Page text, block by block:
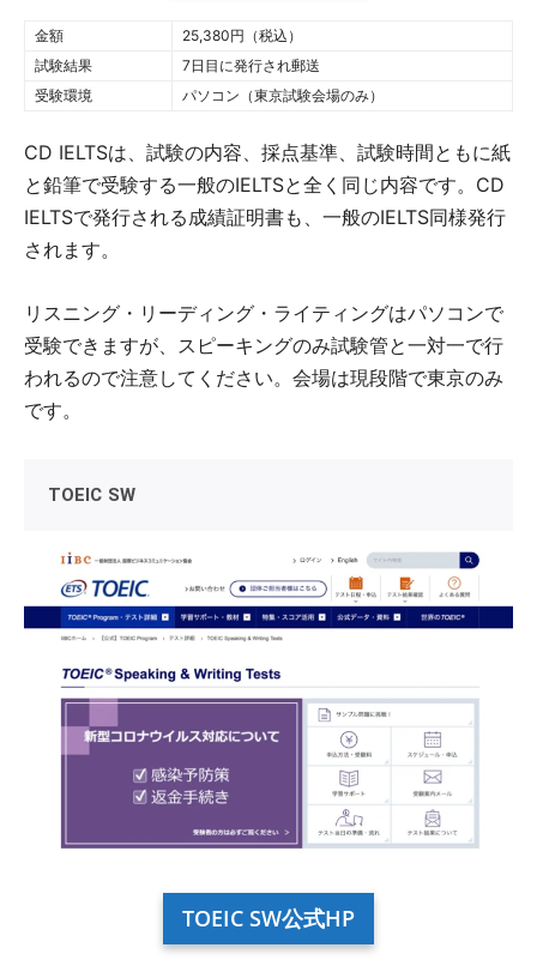
金額
25,380円（税込）
試験結果
7日目に発行され郵送
受験環境
パソコン（東京試験会場のみ）
CD IELTSは、試験の内容、採点基準、試験時間ともに紙
と鉛筆で受験する一般のIELTSと全く同じ内容です。CD
IELTSで発行される成績証明書も、一般のIELTS同様発行
されます。
リスニング・リーディング・ライティングはパソコンで
受験できますが、スピーキングのみ試験管と一対一で行
われるので注意してください。会場は現段階で東京のみ
です。
TOEIC SW
TOEIC SW公式HP